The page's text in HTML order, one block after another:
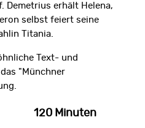
Demetrius erhält Helena,
selbst feiert seine
Titania.
Text- und
"Münchner
120 Minuten